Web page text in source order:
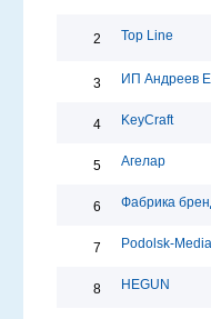
2 Top Line
3 ИП Андреев
4 KeyCraft
5 Агелар
6 Фабрика
7 Podolsk-Media
8 HEGUN